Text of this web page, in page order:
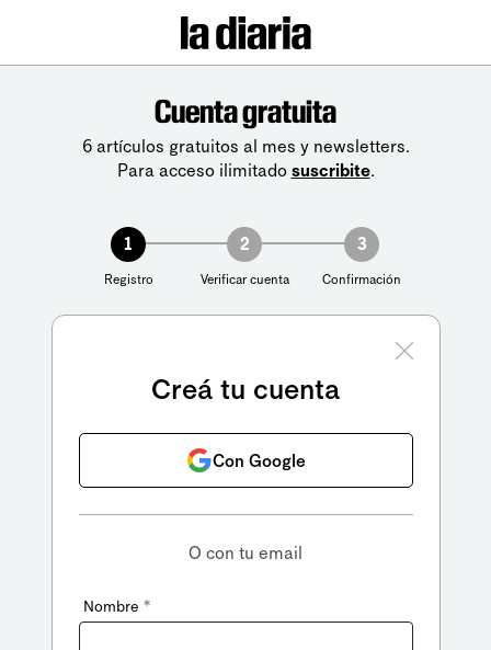
Cuenta gratuita
6 artículos gratuitos al mes y newsletters.
Para acceso ilimitado suscribite.
1
Registro
2
Verificar cuenta
3
Confirmación
Creá tu cuenta
Con Google
O con tu email
Nombre *